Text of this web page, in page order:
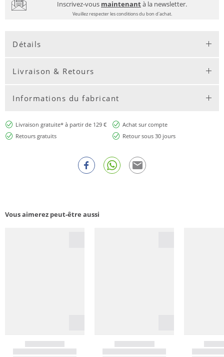
Inscrivez-vous maintenantà la newsletter.
Veuillez respecter les conditions du bon d'achat.
Détails
Livraison & Retours
Informations du fabricant
Livraison gratuite* à partir de 129 €
Achat sur compte
Retours gratuits
Retour sous 30 jours
Vous aimerez peut-être aussi